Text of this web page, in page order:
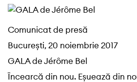
Comunicat de presă
București, 20 noiembrie 2017
GALA de Jérôme Bel
Încearcă din nou. Eșuează din